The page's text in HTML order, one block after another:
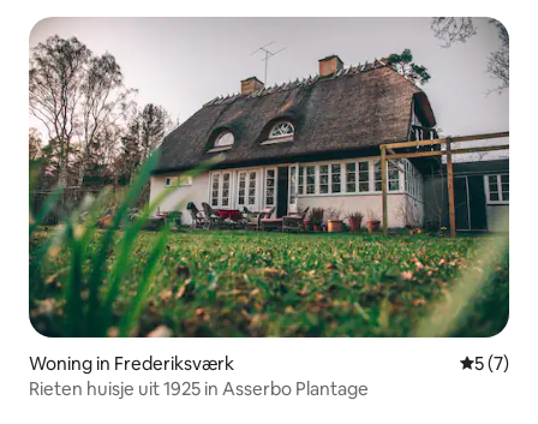
Woning in Frederiksværk
5 (7)
Rieten huisje uit 1925 in Asserbo Plantage